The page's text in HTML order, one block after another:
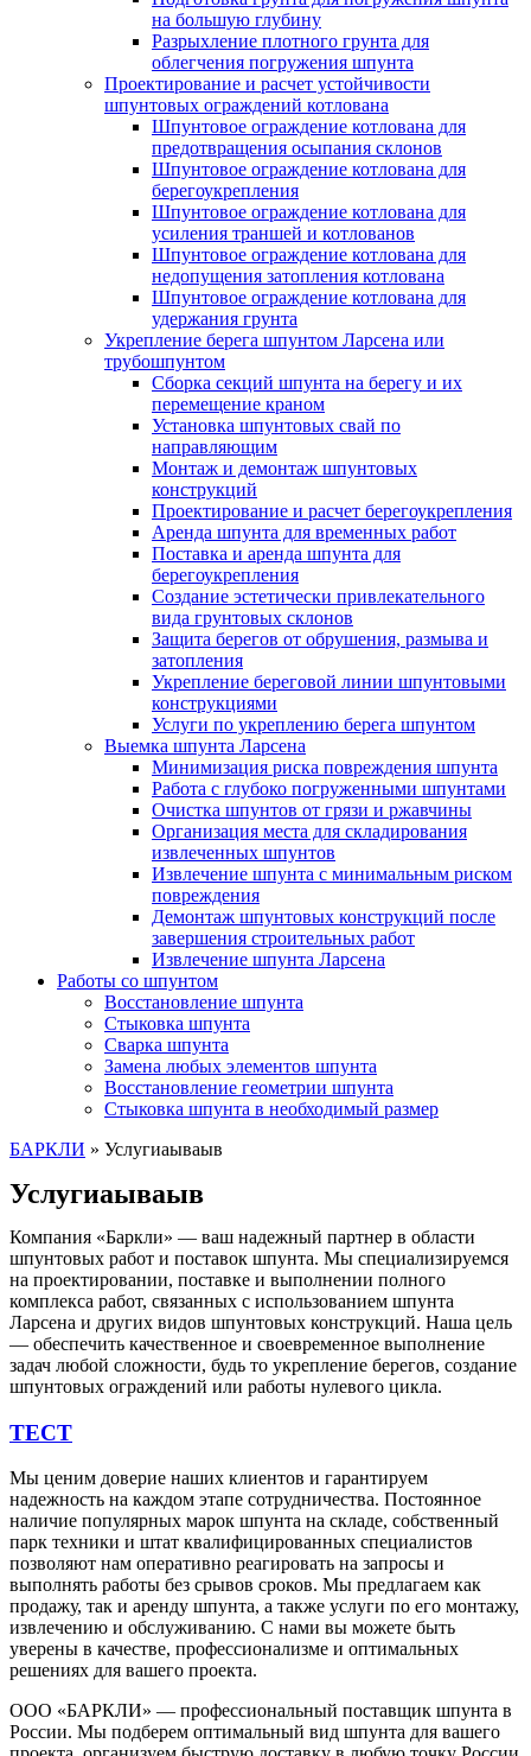
на большую глубину
Разрыхление плотного грунта для
облегчения погружения шпунта
Проектирование и расчет устойчивости
шпунтовых ограждений котлована
Шпунтовое ограждение котлована для
предотвращения осыпания склонов
Шпунтовое ограждение котлована для
берегоукрепления
Шпунтовое ограждение котлована для
усиления траншей и котлованов
Шпунтовое ограждение котлована для
недопущения затопления котлована
Шпунтовое ограждение котлована для
удержания грунта
Укрепление берега шпунтом Ларсена или
трубошпунтом
Сборка секций шпунта на берегу и их
перемещение краном
Установка шпунтовых свай по
направляющим
Монтаж и демонтаж шпунтовых
конструкций
Проектирование и расчет берегоукрепления
Аренда шпунта для временных работ
Поставка и аренда шпунта для
берегоукрепления
Создание эстетически привлекательного
вида грунтовых склонов
Защита берегов от обрушения, размыва и
затопления
Укрепление береговой линии шпунтовыми
конструкциями
Услуги по укреплению берега шпунтом
Выемка шпунта Ларсена
Минимизация риска повреждения шпунта
Работа с глубоко погруженными шпунтами
Очистка шпунтов от грязи и ржавчины
Организация места для складирования
извлеченных шпунтов
Извлечение шпунта с минимальным риском
повреждения
Демонтаж шпунтовых конструкций после
завершения строительных работ
Извлечение шпунта Ларсена
Работы со шпунтом
Восстановление шпунта
Стыковка шпунта
Сварка шпунта
Замена любых элементов шпунта
Восстановление геометрии шпунта
Стыковка шпунта в необходимый размер
БАРКЛИ » Услугиаываыв
Услугиаываыв
Компания «Баркли» — ваш надежный партнер в области
шпунтовых работ и поставок шпунта. Мы специализируемся
на проектировании, поставке и выполнении полного
комплекса работ, связанных с использованием шпунта
Ларсена и других видов шпунтовых конструкций. Наша цель
— обеспечить качественное и своевременное выполнение
задач любой сложности, будь то укрепление берегов, создание
шпунтовых ограждений или работы нулевого цикла.
ТЕСТ
Мы ценим доверие наших клиентов и гарантируем
надежность на каждом этапе сотрудничества. Постоянное
наличие популярных марок шпунта на складе, собственный
парк техники и штат квалифицированных специалистов
позволяют нам оперативно реагировать на запросы и
выполнять работы без срывов сроков. Мы предлагаем как
продажу, так и аренду шпунта, а также услуги по его монтажу,
извлечению и обслуживанию. С нами вы можете быть
уверены в качестве, профессионализме и оптимальных
решениях для вашего проекта.
ООО «БАРКЛИ» — профессиональный поставщик шпунта в
России. Мы подберем оптимальный вид шпунта для вашего